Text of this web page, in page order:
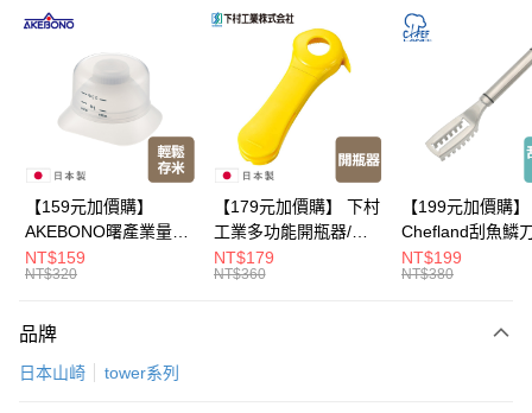
LINE Pay
Apple Pay
悠遊付
全盈+PAY
大哥付你分期
相關說明
2.付款方式選擇「大哥付你分期」，訂單成立後會自動跳轉到大哥付的交易
成交易。
運送方式
【159元加價購】
AKEBONO曙產業量米
杯漏斗組(白)/量米杯/
米桶/量米用具/任二件8
NT$159
NT$320
【179元加價購】 下村
工業多功能開瓶器/開
瓶器/餐廚用品/料理道
具/任二件8折
NT$179
NT$360
【199元加價購】
Chefland刮魚鱗
魚鱗器/廚房用品/
道具/任二件8折
NT$199
NT$380
品牌
日本山崎 tower系列